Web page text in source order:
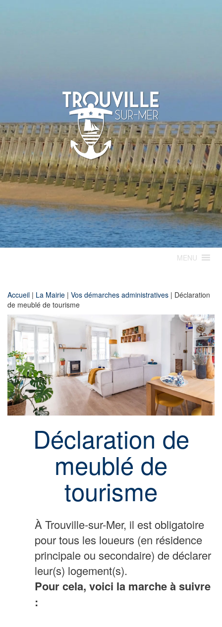
TROUVILLE-
SUR-MER
MENU
Accueil | La Mairie | Vos démarches administratives | Déclaration
de meublé de tourisme
Déclaration de
meublé de
tourisme
À Trouville-sur-Mer, il est obligatoire
pour tous les loueurs (en résidence
principale ou secondaire) de déclarer
leur(s) logement(s).
Pour cela, voici la marche à suivre
: